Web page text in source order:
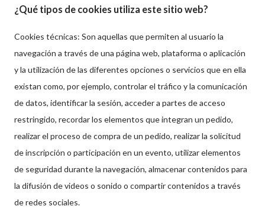
¿Qué tipos de cookies utiliza este sitio web?
Cookies técnicas: Son aquellas que permiten al usuario la
navegación a través de una página web, plataforma o aplicación
y la utilización de las diferentes opciones o servicios que en ella
existan como, por ejemplo, controlar el tráfico y la comunicación
de datos, identificar la sesión, acceder a partes de acceso
restringido, recordar los elementos que integran un pedido,
realizar el proceso de compra de un pedido, realizar la solicitud
de inscripción o participación en un evento, utilizar elementos
de seguridad durante la navegación, almacenar contenidos para
la difusión de videos o sonido o compartir contenidos a través
de redes sociales.